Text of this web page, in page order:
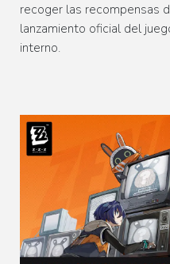
recoger las recompensas
lanzamiento oficial del
interno.